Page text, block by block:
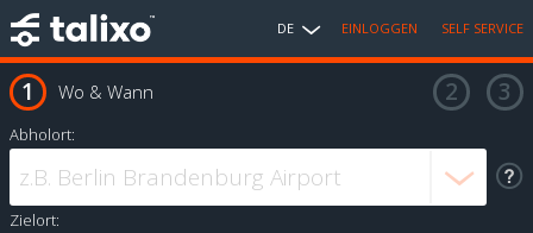
DE EINLOGGEN SELF SERVICE
Wo & Wann
Abholort:
Zielort: